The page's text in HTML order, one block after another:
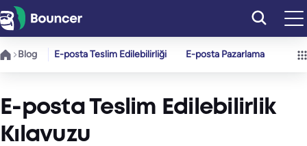
İçeriğe
geç
Blog E-posta Teslim Edilebilirliği E-posta Pazarlama
E-posta Teslim Edilebilirlik
Kılavuzu